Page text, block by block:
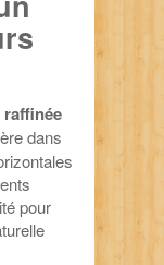
raffinée
dans
pour